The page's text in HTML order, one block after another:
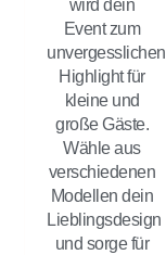
wird dein
Event zum
unvergesslichen
Highlight für
kleine und
große Gäste.
Wähle aus
verschiedenen
Modellen dein
Lieblingsdesign
und sorge für